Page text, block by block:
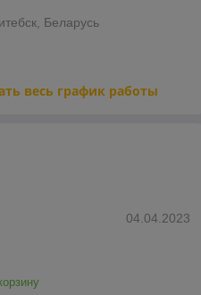
Беларусь
весь график работы
04.04.2023